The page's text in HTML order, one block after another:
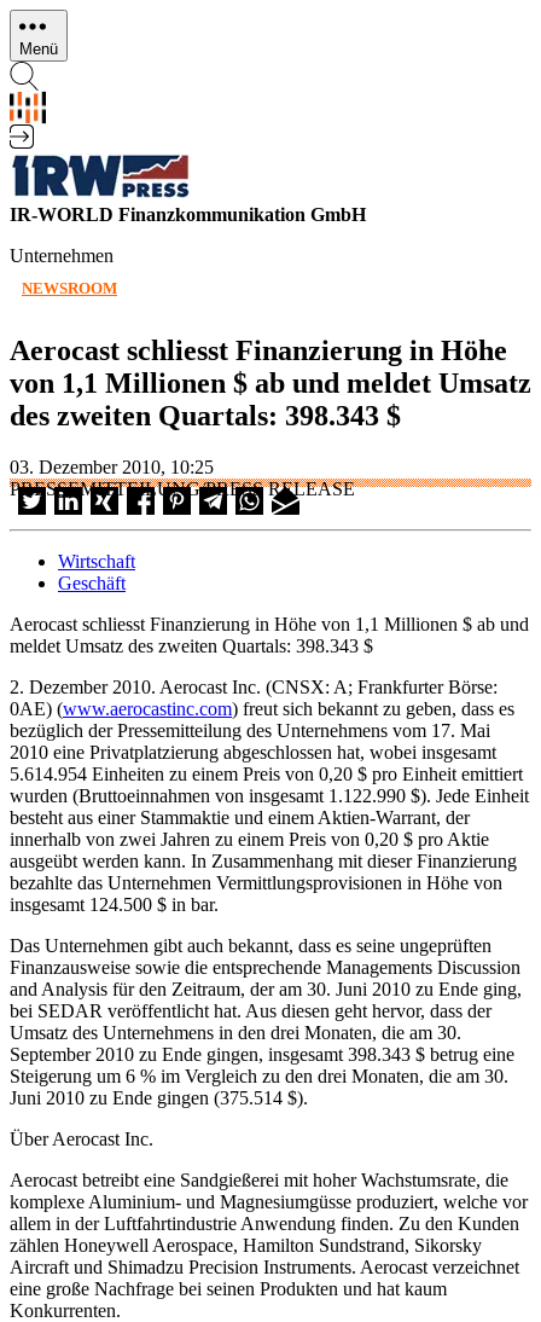
Direkt
zum
Inhalt
Menü
IR-WORLD Finanzkommunikation GmbH
Unternehmen
NEWSROOM
Aerocast schliesst Finanzierung in Höhe
von 1,1 Millionen $ ab und meldet Umsatz
des zweiten Quartals: 398.343 $
03. Dezember 2010, 10:25
PRESSEMITTEILUNG/PRESS RELEASE
Wirtschaft
Geschäft
Aerocast schliesst Finanzierung in Höhe von 1,1 Millionen $ ab und
meldet Umsatz des zweiten Quartals: 398.343 $
2. Dezember 2010. Aerocast Inc. (CNSX: A; Frankfurter Börse:
0AE) (www.aerocastinc.com) freut sich bekannt zu geben, dass es
bezüglich der Pressemitteilung des Unternehmens vom 17. Mai
2010 eine Privatplatzierung abgeschlossen hat, wobei insgesamt
5.614.954 Einheiten zu einem Preis von 0,20 $ pro Einheit emittiert
wurden (Bruttoeinnahmen von insgesamt 1.122.990 $). Jede Einheit
besteht aus einer Stammaktie und einem Aktien-Warrant, der
innerhalb von zwei Jahren zu einem Preis von 0,20 $ pro Aktie
ausgeübt werden kann. In Zusammenhang mit dieser Finanzierung
bezahlte das Unternehmen Vermittlungsprovisionen in Höhe von
insgesamt 124.500 $ in bar.
Das Unternehmen gibt auch bekannt, dass es seine ungeprüften
Finanzausweise sowie die entsprechende Managements Discussion
and Analysis für den Zeitraum, der am 30. Juni 2010 zu Ende ging,
bei SEDAR veröffentlicht hat. Aus diesen geht hervor, dass der
Umsatz des Unternehmens in den drei Monaten, die am 30.
September 2010 zu Ende gingen, insgesamt 398.343 $ betrug eine
Steigerung um 6 % im Vergleich zu den drei Monaten, die am 30.
Juni 2010 zu Ende gingen (375.514 $).
Über Aerocast Inc.
Aerocast betreibt eine Sandgießerei mit hoher Wachstumsrate, die
komplexe Aluminium- und Magnesiumgüsse produziert, welche vor
allem in der Luftfahrtindustrie Anwendung finden. Zu den Kunden
zählen Honeywell Aerospace, Hamilton Sundstrand, Sikorsky
Aircraft und Shimadzu Precision Instruments. Aerocast verzeichnet
eine große Nachfrage bei seinen Produkten und hat kaum
Konkurrenten.